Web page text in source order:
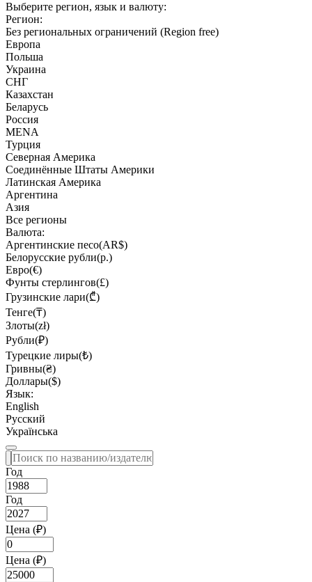
Выберите регион, язык и валюту:
Регион:
Без региональных ограничений (Region free)
Европа
Польша
Украина
СНГ
Казахстан
Беларусь
Россия
MENA
Турция
Северная Америка
Соединённые Штаты Америки
Латинская Америка
Аргентина
Азия
Все регионы
Валюта:
Аргентинские песо(AR$)
Белорусские рубли(р.)
Евро(€)
Фунты стерлингов(£)
Грузинские лари(₾)
Тенге(₸)
Злоты(zł)
Рубли(₽)
Турецкие лиры(₺)
Гривны(₴)
Доллары($)
Язык:
English
Русский
Українська
Год
Год
Цена (₽)
Цена (₽)